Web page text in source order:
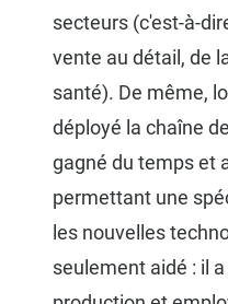
secteurs (c'est-à-
vente au détail, de
santé). De même,
déployé la chaîne
gagné du temps et
permettant une
les nouvelles
seulement aidé : il